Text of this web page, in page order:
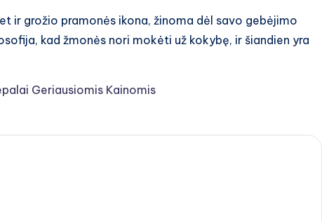
ir grožio pramonės ikona, žinoma dėl savo gebėjimo
kad žmonės nori mokėti už kokybę, ir šiandien yra
Geriausiomis Kainomis